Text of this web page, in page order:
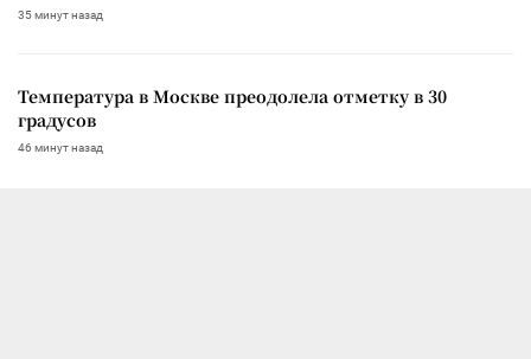
35 минут назад
Температура в Москве преодолела отметку в 30
градусов
46 минут назад